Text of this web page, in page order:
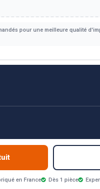
pour une meilleure qualité
en France Dès 1 pièce